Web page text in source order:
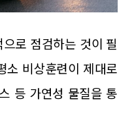
로 점검하는 것이 필
소 비상훈련이 제대로
등 가연성 물질을 통